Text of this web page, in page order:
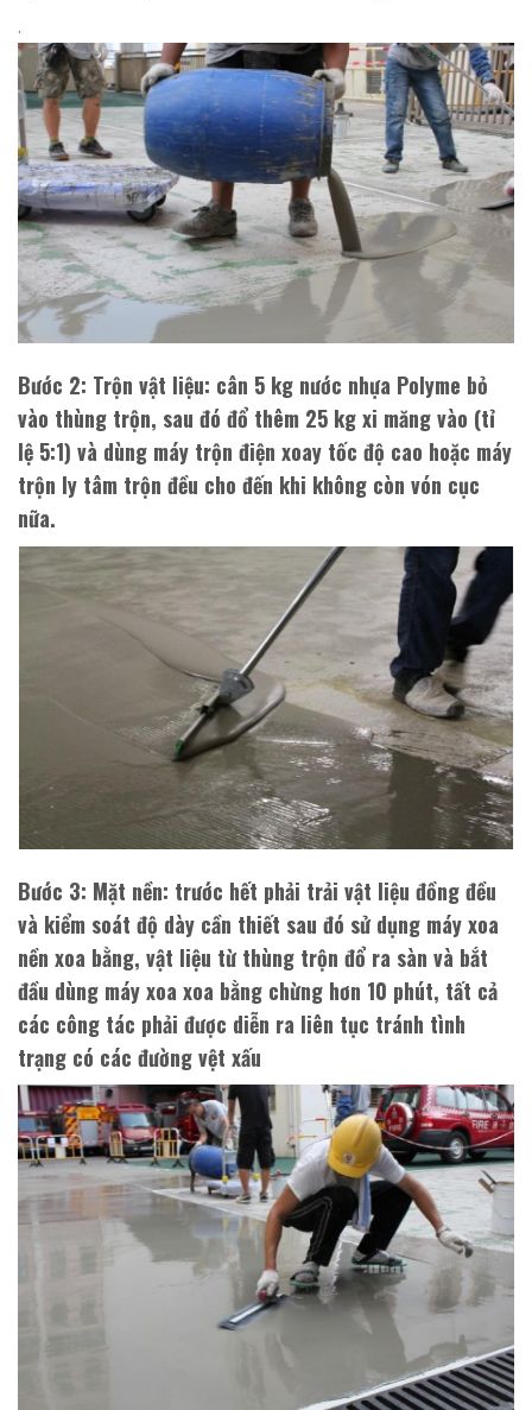
.
Bước 2: Trộn vật liệu: cân 5 kg nước nhựa Polyme bỏ
vào thùng trộn, sau đó đổ thêm 25 kg xi măng vào (tỉ
lệ 5:1) và dùng máy trộn điện xoay tốc độ cao hoặc máy
trộn ly tâm trộn đều cho đến khi không còn vón cục
nữa.
Bước 3: Mặt nền: trước hết phải trải vật liệu đồng đều
và kiểm soát độ dày cần thiết sau đó sử dụng máy xoa
nền xoa bằng, vật liệu từ thùng trộn đổ ra sàn và bắt
đầu dùng máy xoa xoa bằng chừng hơn 10 phút, tất cả
các công tác phải được diễn ra liên tục tránh tình
trạng có các đường vệt xấu